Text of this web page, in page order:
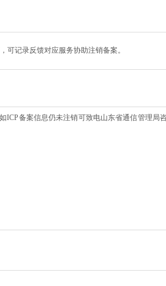
可记录反馈对应服务协助注销备案。
ICP备案信息仍未注销可致电山东省通信管理局